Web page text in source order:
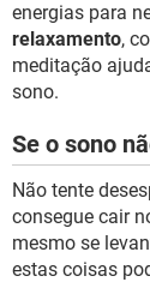
energias para
relaxamento,
meditação
sono.
Se o sono
Não tente
consegue cair
mesmo se
estas coisas